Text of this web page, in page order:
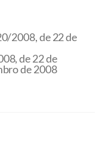
2008, de 22 de
de 22 de
de 2008